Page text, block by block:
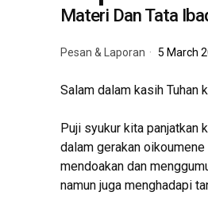
Materi Dan Tata
Pesan & Laporan 5 March
Salam dalam kasih Tuhan
Puji syukur kita panjatkan
dalam gerakan
mendoakan dan
namun juga menghadapi